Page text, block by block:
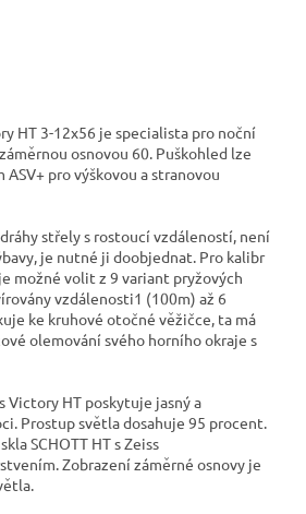
HT 3-12x56 je specialista pro noční
osnovou 60. Puškohled lze
pro výškovou a stranovou
střely s rostoucí vzdáleností, není
je nutné ji doobjednat. Pro kalibr
možné volit z 9 variant pryžových
vzdálenosti1 (100m) až 6
ke kruhové otočné věžičce, ta má
olemování svého horního okraje s
Victory HT poskytuje jasný a
Prostup světla dosahuje 95 procent.
SCHOTT HT s Zeiss
Zobrazení záměrné osnovy je